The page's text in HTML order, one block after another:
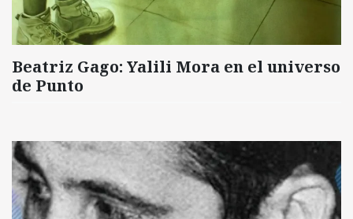
Beatriz Gago: Yalili Mora en el universo
de Punto